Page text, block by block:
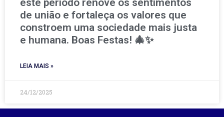
este período renove os sentimentos
de união e fortaleça os valores que
constroem uma sociedade mais justa
e humana. Boas Festas! 🎄✨
LEIA MAIS »
24/12/2025